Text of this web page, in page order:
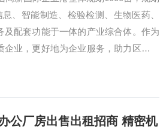
、智能制造、检验检测、生物医药、
配套功能于一体的产业综合体。作为
业，更好地为企业服务，助力区域经
公厂房出售出租招商 精密机